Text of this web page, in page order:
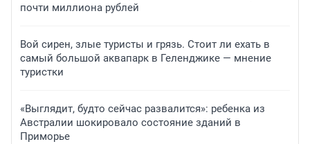
почти миллиона рублей
Вой сирен, злые туристы и грязь. Стоит ли ехать в
самый большой аквапарк в Геленджике — мнение
туристки
«Выглядит, будто сейчас развалится»: ребенка из
Австралии шокировало состояние зданий в
Приморье